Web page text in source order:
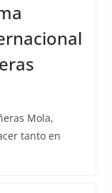
Mola,
tanto en